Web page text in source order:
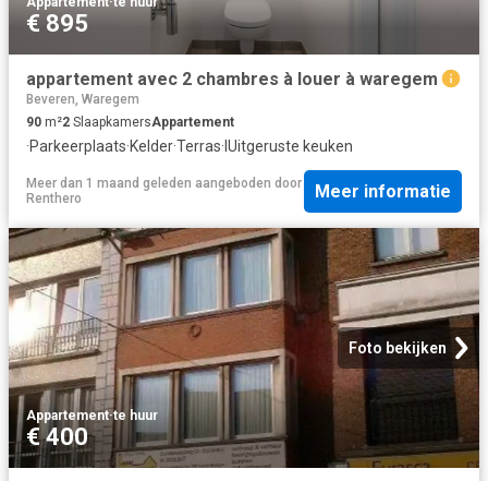
€ 895
appartement avec 2 chambres à louer à waregem
Beveren, Waregem
90 m²2 SlaapkamersAppartement
·Parkeerplaats·Kelder·Terras· IUitgeruste keuken
Meer dan 1 maand geleden aangeboden door
Renthero
Meer informatie
Foto bekijken
Appartement·te huur
€ 400